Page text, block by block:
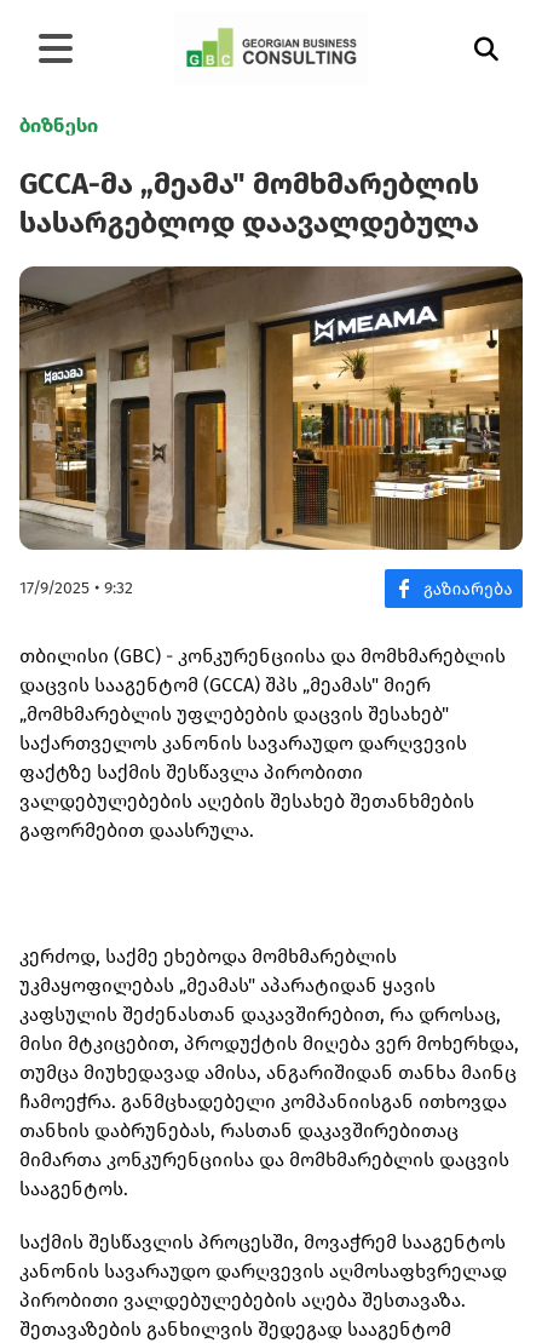
ბიზნესი
GCCA-მა „მეამა" მომხმარებლის
სასარგებლოდ დაავალდებულა
17/9/2025 • 9:32
თბილისი (GBC) - კონკურენციისა და მომხმარებლის
დაცვის სააგენტომ (GCCA) შპს „მეამას" მიერ
„მომხმარებლის უფლებების დაცვის შესახებ"
საქართველოს კანონის სავარაუდო დარღვევის
ფაქტზე საქმის შესწავლა პირობითი
ვალდებულებების აღების შესახებ შეთანხმების
გაფორმებით დაასრულა.
კერძოდ, საქმე ეხებოდა მომხმარებლის
უკმაყოფილებას „მეამას" აპარატიდან ყავის
კაფსულის შეძენასთან დაკავშირებით, რა დროსაც,
მისი მტკიცებით, პროდუქტის მიღება ვერ მოხერხდა,
თუმცა მიუხედავად ამისა, ანგარიშიდან თანხა მაინც
ჩამოეჭრა. განმცხადებელი კომპანიისგან ითხოვდა
თანხის დაბრუნებას, რასთან დაკავშირებითაც
მიმართა კონკურენციისა და მომხმარებლის დაცვის
სააგენტოს.
საქმის შესწავლის პროცესში, მოვაჭრემ სააგენტოს
კანონის სავარაუდო დარღვევის აღმოსაფხვრელად
პირობითი ვალდებულებების აღება შესთავაზა.
შეთავაზების განხილვის შედეგად სააგენტომ